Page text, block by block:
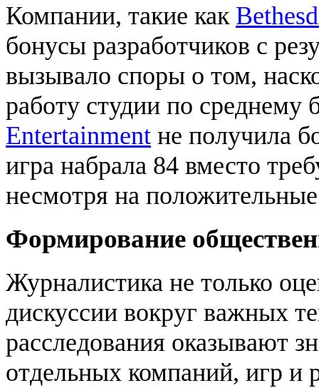
Компании, такие как
бонусы разработчиков с
вызывало споры о том,
работу студии по
Entertainment не получила
игра набрала 84 вместо
несмотря на
Формирование
Журналистика не только
дискуссии вокруг важных
расследования оказывают
отдельных компаний, игр и